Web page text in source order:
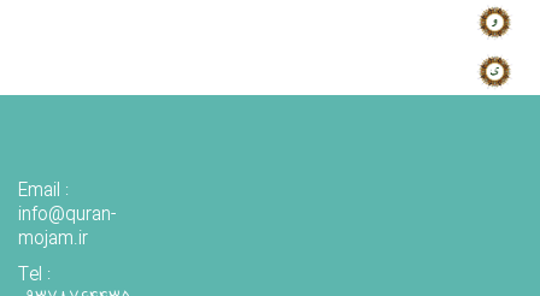
Email :
info@quran-
mojam.ir
Tel :